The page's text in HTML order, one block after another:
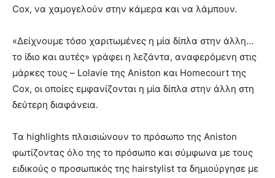
Cox, να χαμογελούν στην κάμερα και να λάμπουν.
«Δείχνουμε τόσο χαριτωμένες η μία δίπλα στην άλλη…
το ίδιο και αυτές» γράφει η λεζάντα, αναφερόμενη στις
μάρκες τους – Lolavie της Aniston και Homecourt της
Cox, οι οποίες εμφανίζονται η μία δίπλα στην άλλη στη
δεύτερη διαφάνεια.
Τα highlights πλαισιώνουν το πρόσωπο της Aniston
φωτίζοντας όλο της το πρόσωπο και σύμφωνα με τους
ειδικούς ο προσωπικός της hairstylist τα δημιούργησε με